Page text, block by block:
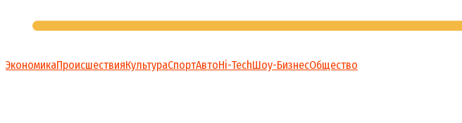
ЭкономикаПроисшествияКультураСпортАвтоHi-TechШоу-БизнесОбщество